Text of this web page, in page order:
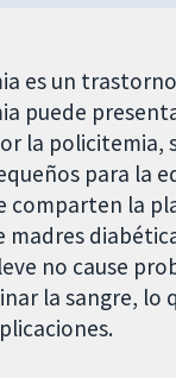
es un
puede
la policitemia,
para la
comparten la
madres
no cause
la sangre, lo